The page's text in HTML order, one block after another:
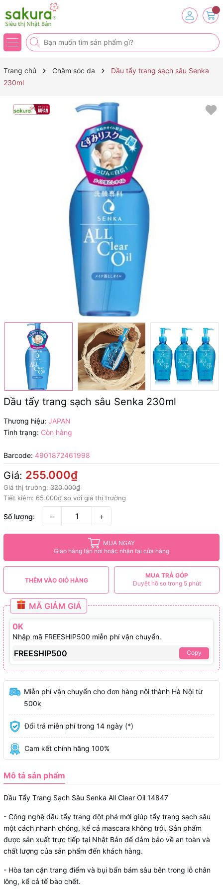
Trang chủ Chăm sóc da
Dầu tẩy trang sạch sâu Senka
230ml
Dầu tẩy trang sạch sâu Senka 230ml
Thương hiệu: JAPAN
Tình trạng: Còn hàng
Barcode: 4901872461998
Giá: 255.000₫
Giá thị trường: 320.000₫
Tiết kiệm: 65.000₫ so với giá thị trường
Số lượng: − +
MUA NGAY
Giao hàng tận nơi hoặc nhận tại cửa hàng
THÊM VÀO GIỎ HÀNG
MUA TRẢ GÓP
Duyệt hồ sơ trong 5 phút
MÃ GIẢM GIÁ
0K
Nhập mã FREESHIP500 miễn phí vận chuyển.
FREESHIP500 Copy
Miễn phí vận chuyển cho đơn hàng nội thành Hà Nội từ
500k
Đổi trả miễn phí trong 14 ngày (*)
Cam kết chính hãng 100%
Mô tả sản phẩm
Dầu Tẩy Trang Sạch Sâu Senka All Clear Oil 14847
- Công nghệ dầu tẩy trang đột phá mới giúp tẩy trang sạch sâu
một cách nhanh chóng, kể cả mascara không trôi. Sản phẩm
được sản xuất trực tiếp tại Nhật Bản để đảm bảo về an toàn và
chất lượng của sản phẩm đến khách hàng.
- Hòa tan cặn trang điểm và bụi bẩn bám sâu bên trong lỗ chân
lông, kể cả tế bào chết.